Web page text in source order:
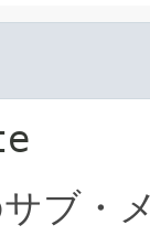
ブ・